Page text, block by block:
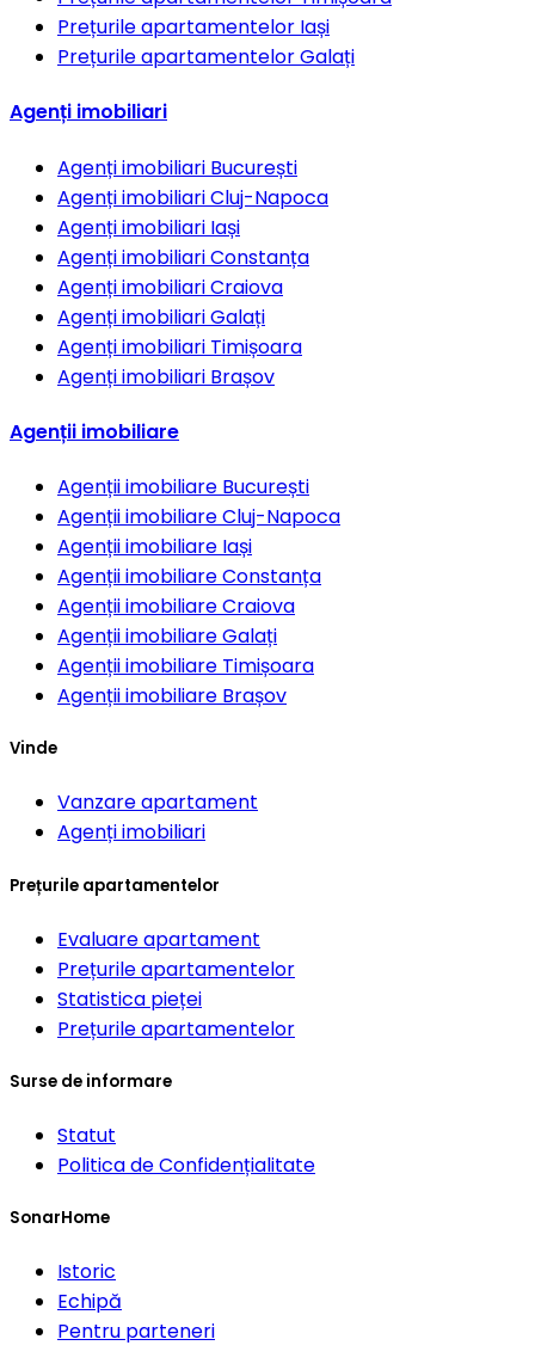
Prețurile apartamentelor Iași
Prețurile apartamentelorGalați
Agenți imobiliari
Agenți imobiliari București
Agenți imobiliariCluj-Napoca
Agenți imobiliari Iași
Agenți imobiliariConstanța
Agenți imobiliariCraiova
Agenți imobiliariGalați
Agenți imobiliari Timișoara
Agenți imobiliari Brașov
Agenții imobiliare
Agenții imobiliare București
Agenții imobiliareCluj-Napoca
Agenții imobiliare Iași
Agenții imobiliareConstanța
Agenții imobiliareCraiova
Agenții imobiliareGalați
Agenții imobiliare Timișoara
Agenții imobiliare Brașov
Vinde
Vanzare apartament
Agenți imobiliari
Prețurile apartamentelor
Evaluare apartament
Prețurile apartamentelor
Statistica pieței
Prețurile apartamentelor
Surse de informare
Statut
Politica de Confidențialitate
SonarHome
Istoric
Echipă
Pentru parteneri